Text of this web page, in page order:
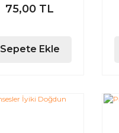
75,00 TL
Sepete Ekle